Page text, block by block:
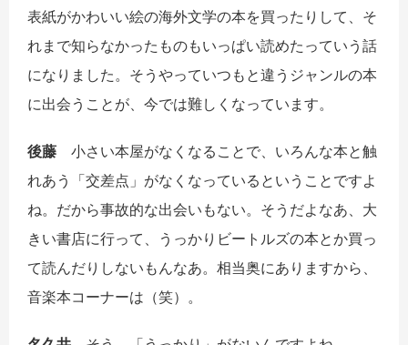
表紙がかわいい絵の海外文学の本を買ったりして、そ
れまで知らなかったものもいっぱい読めたっていう話
になりました。そうやっていつもと違うジャンルの本
に出会うことが、今では難しくなっています。
後藤 小さい本屋がなくなることで、いろんな本と触
れあう「交差点」がなくなっているということですよ
ね。だから事故的な出会いもない。そうだよなあ、大
きい書店に行って、うっかりビートルズの本とか買っ
て読んだりしないもんなあ。相当奥にありますから、
音楽本コーナーは（笑）。